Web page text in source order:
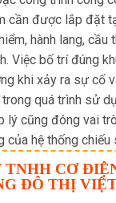
cần được lắp đặt
hành lang, cầu
Việc bố trí đúng
khi xảy ra sự cố
trong quá trình sử
lý cũng đóng vai
của hệ thống chiếu
TNHH CƠ
ĐÔ THỊ